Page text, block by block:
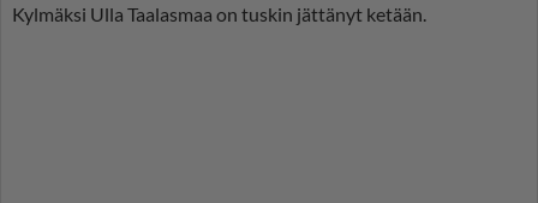
Kylmäksi Ulla Taalasmaa on tuskin jättänyt ketään.